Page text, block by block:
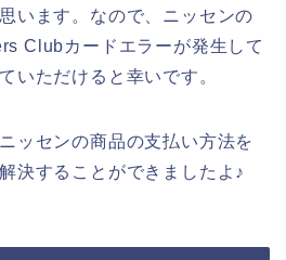
います。なので、ニッセンの
Clubカードエラーが発生して
いただけると幸いです。
ッセンの商品の支払い方法を
決することができましたよ♪